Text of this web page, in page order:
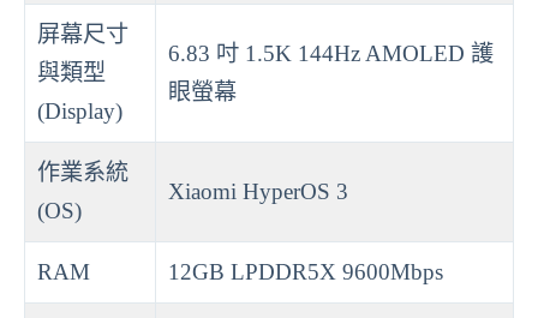
屏幕尺寸
與類型
(Display)
6.83 吋 1.5K 144Hz AMOLED 護
眼螢幕
作業系統
(OS)
Xiaomi HyperOS 3
RAM 12GB LPDDR5X 9600Mbps